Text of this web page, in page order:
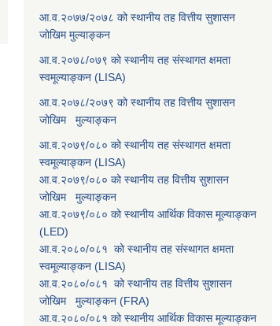
आ.व.२०७७/२०७८ को स्थानीय तह वित्तीय सुशासन
जोखिम मुल्याङ्कन
आ.व.२०७८/०७९ को स्थानीय तह संस्थागत क्षमता
स्वमूल्याङ्कन (LISA)
आ.व.२०७८/२०७९ को स्थानीय तह वित्तीय सुशासन
जोखिम मुल्याङ्कन
आ.व.२०७९/०८० को स्थानीय तह संस्थागत क्षमता
स्वमूल्याङ्कन (LISA)
आ.व.२०७९/०८० को स्थानीय तह वित्तीय सुशासन
जोखिम मुल्याङ्कन
आ.व.२०७९/०८० को स्थानीय आर्थिक विकास मूल्याङ्कन
(LED)
आ.व.२०८०/०८१ को स्थानीय तह संस्थागत क्षमता
स्वमूल्याङ्कन (LISA)
आ.व.२०८०/०८१ को स्थानीय तह वित्तीय सुशासन
जोखिम मुल्याङ्कन (FRA)
आ.व.२०८०/०८१ को स्थानीय आर्थिक विकास मूल्याङ्कन